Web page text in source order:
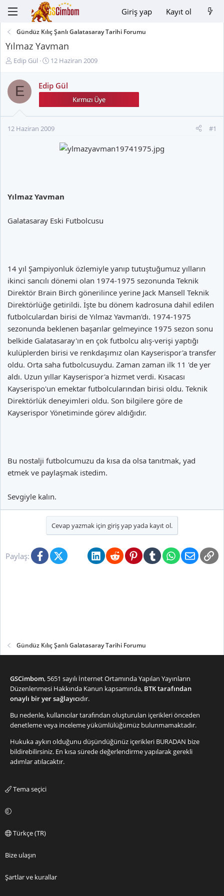
Giriş yap Kayıt ol
Gündüz Kılıç Şanlı Galatasaray Tarihi Forumu
Yılmaz Yavman
K
n
y
a
Edip Gül
B
l
n
ı
i
12 Haziran 2009
E Edip Gül
12 Haziran 2009 #1
Yılmaz Yavman
Galatasaray Eski Futbolcusu
14 yıl Şampiyonluk özlemiyle yanıp tutuştuğumuz yılların
ikinci sancılı dönemi olan 1974-1975 sezonunda Teknik
Direktör Brain Birch gönerilince yerine Jack Mansell Teknik
Direktörlüğe getirildi. İşte bu dönem kadrosuna dahil edilen
futbolculardan birisi de Yılmaz Yavman'dı. 1974-1975
sezonunda beklenen başarılar gelmeyince 1975 sezon sonu
belkide Galatasaray'ın en çok futbolcu alış-verişi yaptığı
kulüplerden birisi ve renkdaşımız olan Kayserispor'a transfer
oldu. Orta saha futbolcusuydu. Zaman zaman ilk 11 'de yer
aldı. Uzun yıllar Kayserispor'a hizmet verdi. Kısacası
Kayserispo'un emektar futbolcularından birisi oldu. Teknik
Direktörlük deneyimleri oldu. Son bilgilere göre de
Kayserispor Yönetiminde görev aldığıdır.
Bu nostalji futbolcumuzu da kısa da olsa tanıtmak, yad
etmek ve paylaşmak istedim.
Sevgiyle kalın.
Cevap yazmak için giriş yap yada kayıt ol.
Paylaş: FacebookX (Twitter)BlueskyLinkedInRedditPinterestTumblrWhatsApp
E-posta
Gündüz Kılıç Şanlı Galatasaray Tarihi Forumu
GSCimbom, 5651 sayılı İnternet Ortamında Yapılan Yayınların
Düzenlenmesi Hakkında Kanun kapsamında, BTK tarafından
onaylı bir yer sağlayıcıdır.
Bu nedenle, kullanıcılar tarafından oluşturulan içerikleri önceden
denetleme veya inceleme yükümlülüğümüz bulunmamaktadır.
Hukuka aykırı olduğunu düşündüğünüz içerikleri BURADAN bize
bildirebilirsiniz. En kısa sürede değerlendirme yapılarak gerekli
adımlar atılacaktır.
Tema seçici
Türkçe (TR)
Bize ulaşın
Şartlar ve kurallar